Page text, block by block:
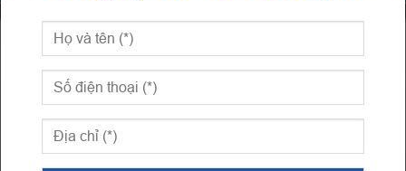
Trang chủ Giáo trình Hán ngữ 3
着呢– Cửa phòng họp vẫn đang mở
BÀI 10: 会议厅的门开着呢– CỬA
PHÒNG HỌP VẪN ĐANG MỞ